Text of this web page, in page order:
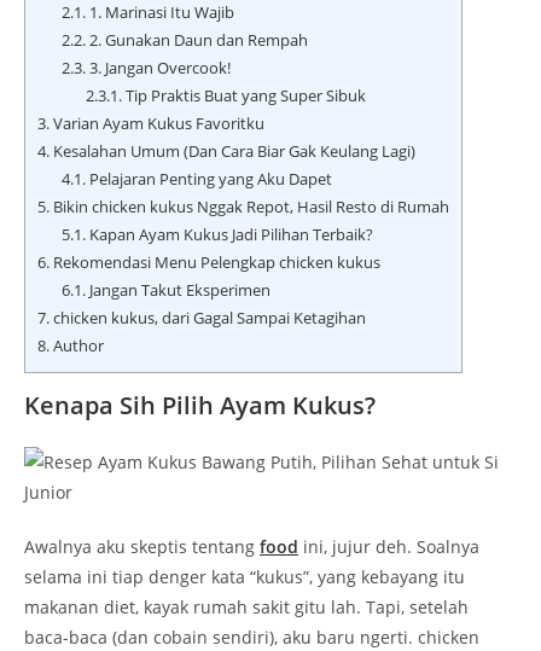
2.1.1. Marinasi Itu Wajib
2.2.2. Gunakan Daun dan Rempah
2.3.3. Jangan Overcook!
2.3.1.Tip Praktis Buat yang Super Sibuk
3.Varian Ayam Kukus Favoritku
4. Kesalahan Umum (Dan Cara Biar Gak Keulang Lagi)
4.1.Pelajaran Penting yang Aku Dapet
5. Bikin chicken kukus Nggak Repot, Hasil Resto di Rumah
5.1.Kapan Ayam Kukus Jadi Pilihan Terbaik?
6. Rekomendasi Menu Pelengkap chicken kukus
6.1.Jangan Takut Eksperimen
7.chicken kukus, dari Gagal Sampai Ketagihan
8.Author
Kenapa Sih Pilih Ayam Kukus?
Awalnya aku skeptis tentang food ini, jujur deh. Soalnya
selama ini tiap denger kata “kukus”, yang kebayang itu
makanan diet, kayak rumah sakit gitu lah. Tapi, setelah
baca-baca (dan cobain sendiri), aku baru ngerti. chicken